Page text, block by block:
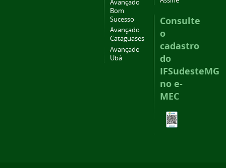
Avançado
Bom
Sucesso
Avançado
Cataguases
Avançado
Ubá
Consulte
o
cadastro
do
IFSudesteMG
no e-
MEC